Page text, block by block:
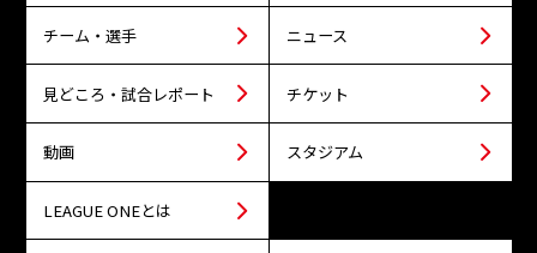
チーム・選手 ニュース
見どころ・試合レポート チケット
動画 スタジアム
LEAGUE ONEとは